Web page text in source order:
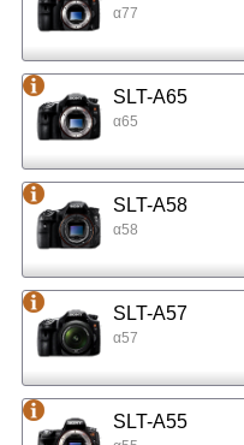
α77
SLT-A65
α65
SLT-A58
α58
SLT-A57
α57
SLT-A55